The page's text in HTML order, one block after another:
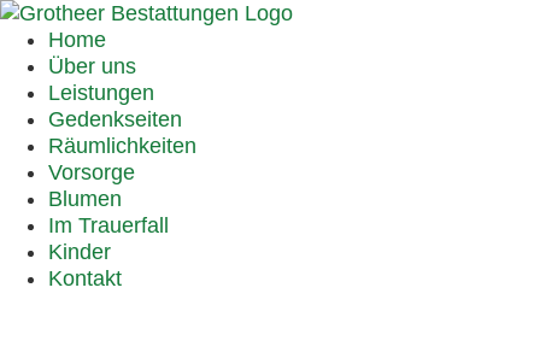
Home
Über uns
Leistungen
Gedenkseiten
Räumlichkeiten
Vorsorge
Blumen
Im Trauerfall
Kinder
Kontakt